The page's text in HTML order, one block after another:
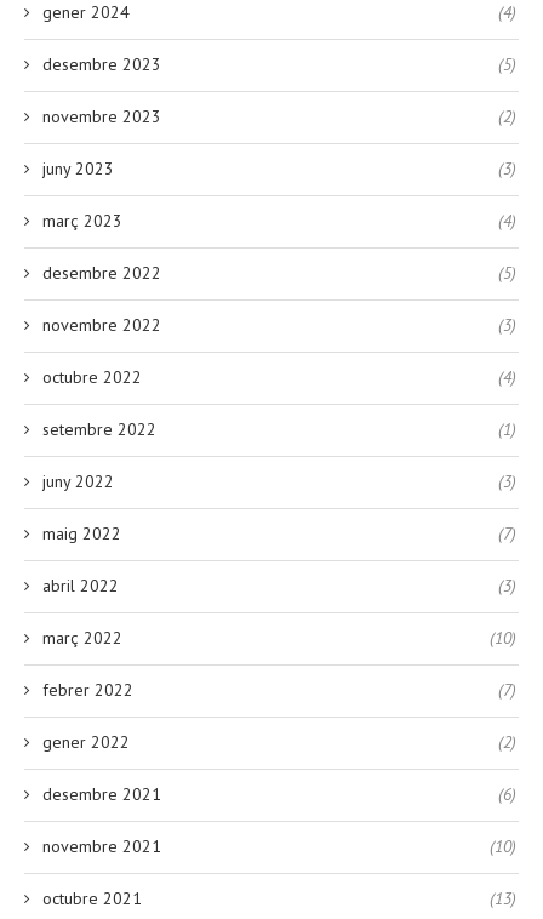
gener 2024 (4)
desembre 2023 (5)
novembre 2023 (2)
juny 2023 (3)
març 2023 (4)
desembre 2022 (5)
novembre 2022 (3)
octubre 2022 (4)
setembre 2022 (1)
juny 2022 (3)
maig 2022 (7)
abril 2022 (3)
març 2022 (10)
febrer 2022 (7)
gener 2022 (2)
desembre 2021 (6)
novembre 2021 (10)
octubre 2021 (13)